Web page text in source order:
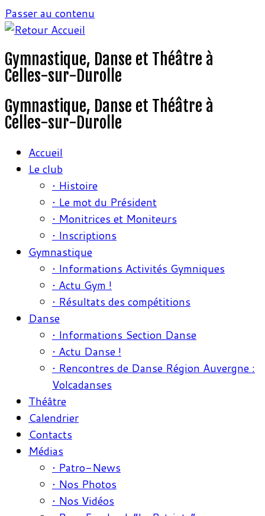
Passer au contenu
Gymnastique, Danse et Théâtre à
Celles-sur-Durolle
Gymnastique, Danse et Théâtre à
Celles-sur-Durolle
Accueil
Le club
• Histoire
• Le mot du Président
• Monitrices et Moniteurs
• Inscriptions
Gymnastique
• Informations Activités Gymniques
• Actu Gym !
• Résultats des compétitions
Danse
• Informations Section Danse
• Actu Danse !
• Rencontres de Danse Région Auvergne :
Volcadanses
Théâtre
Calendrier
Contacts
Médias
• Patro-News
• Nos Photos
• Nos Vidéos